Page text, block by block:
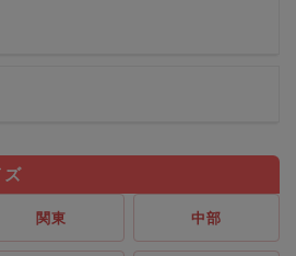
ズ
関東 中部